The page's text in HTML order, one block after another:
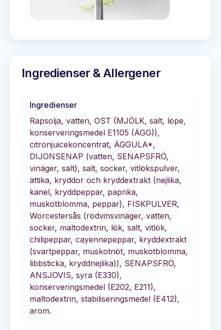
Ingredienser & Allergener
Ingredienser
Rapsolja, vatten, OST (MJÖLK, salt, löpe,
konserveringsmedel E1105 (ÄGG)),
citronjuicekoncentrat, ÄGGULA*,
DIJONSENAP (vatten, SENAPSFRÖ,
vinäger, salt), salt, socker, vitlökspulver,
ättika, kryddor och kryddextrakt (nejlika,
kanel, kryddpeppar, paprika,
muskotblomma, peppar), FISKPULVER,
Worcestersås (rödvinsvinäger, vatten,
socker, maltodextrin, lök, salt, vitlök,
chilipeppar, cayennepeppar, kryddextrakt
(svartpeppar, muskotnöt, muskotblomma,
libbsticka, kryddnejlika)), SENAPSFRÖ,
ANSJOVIS, syra (E330),
konserveringsmedel (E202, E211),
maltodextrin, stabiliseringsmedel (E412),
arom.